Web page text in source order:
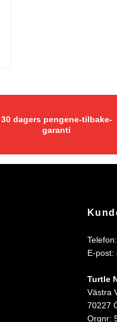
30 dagers pengene-tilbake-
garanti
E-post:
Turtle
Västra
70227
Orgnr: